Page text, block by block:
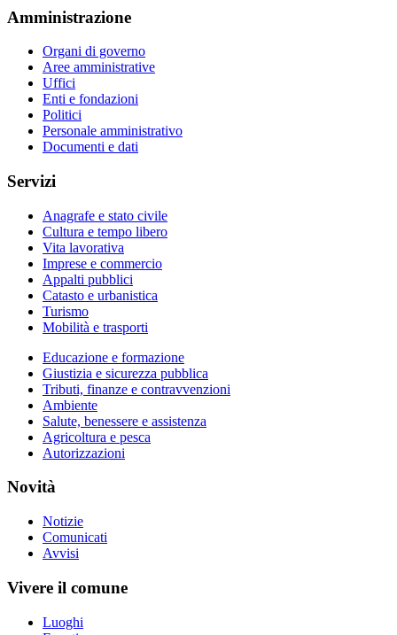
Amministrazione
Organi di governo
Aree amministrative
Uffici
Enti e fondazioni
Politici
Personale amministrativo
Documenti e dati
Servizi
Anagrafe e stato civile
Cultura e tempo libero
Vita lavorativa
Imprese e commercio
Appalti pubblici
Catasto e urbanistica
Turismo
Mobilità e trasporti
Educazione e formazione
Giustizia e sicurezza pubblica
Tributi, finanze e contravvenzioni
Ambiente
Salute, benessere e assistenza
Agricoltura e pesca
Autorizzazioni
Novità
Notizie
Comunicati
Avvisi
Vivere il comune
Luoghi